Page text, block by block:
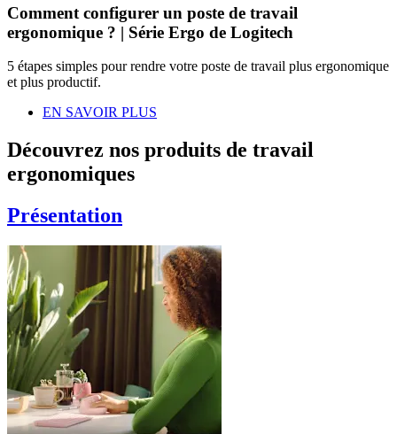
Comment configurer un poste de travail
ergonomique ? | Série Ergo de Logitech
5 étapes simples pour rendre votre poste de travail plus ergonomique
et plus productif.
EN SAVOIR PLUS
Découvrez nos produits de travail
ergonomiques
Présentation